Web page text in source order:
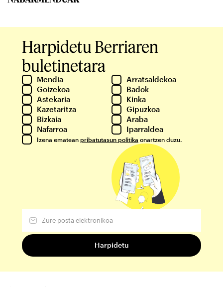
Harpidetu Berriaren
buletinetara
Mendia
Arratsaldekoa
Goizekoa
Badok
Astekaria
Kinka
Kazetaritza
Gipuzkoa
Bizkaia
Araba
Nafarroa
Iparraldea
Izena ematean pribatutasun politika onartzen duzu.